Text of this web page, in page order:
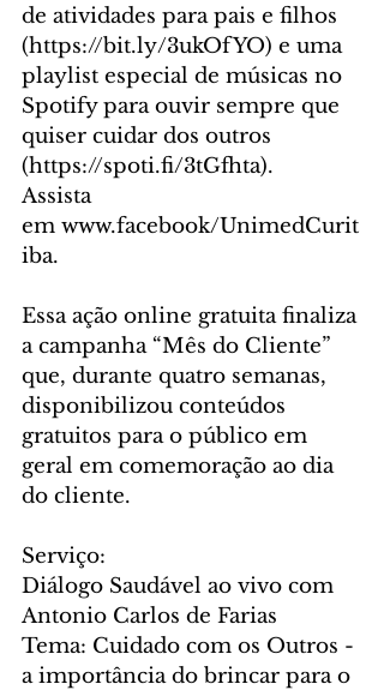
de atividades para pais e filhos
(https://bit.ly/3ukOfYO) e uma
playlist especial de músicas no
Spotify para ouvir sempre que
quiser cuidar dos outros
(https://spoti.fi/3tGfhta).
Assista
em www.facebook/UnimedCurit
iba.
Essa ação online gratuita finaliza
a campanha “Mês do Cliente”
que, durante quatro semanas,
disponibilizou conteúdos
gratuitos para o público em
geral em comemoração ao dia
do cliente.
Serviço:
Diálogo Saudável ao vivo com
Antonio Carlos de Farias
Tema: Cuidado com os Outros -
a importância do brincar para o